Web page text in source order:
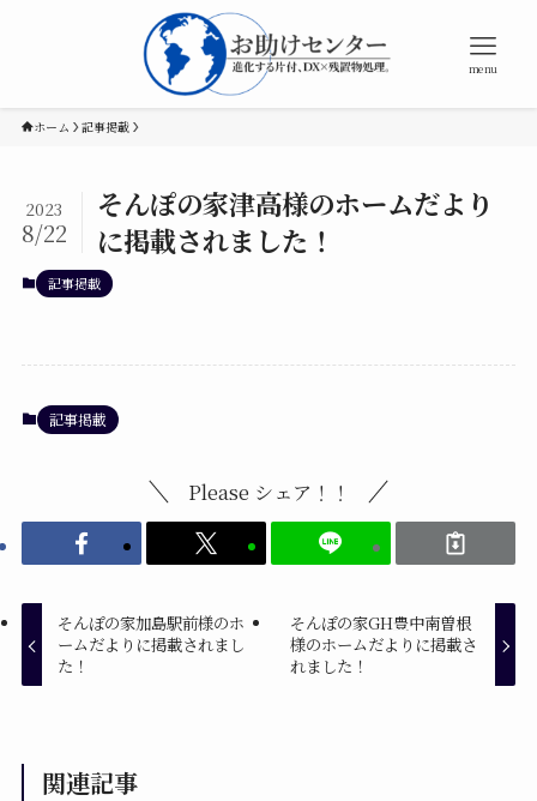
menu
ホーム 記事掲載
そんぽの家津高様のホームだより
に掲載されました！
2023
8/22
記事掲載
記事掲載
Please シェア！！
そんぽの家加島駅前様のホ
ームだよりに掲載されまし
た！
そんぽの家GH豊中南曽根
様のホームだよりに掲載さ
れました！
関連記事